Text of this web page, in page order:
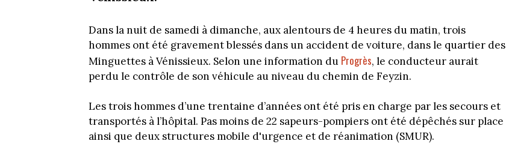
Dans la nuit de samedi à dimanche, aux alentours de 4 heures du matin, trois
hommes ont été gravement blessés dans un accident de voiture, dans le quartier des
Minguettes à Vénissieux. Selon une information du Progrès, le conducteur aurait
perdu le contrôle de son véhicule au niveau du chemin de Feyzin.
Les trois hommes d’une trentaine d’années ont été pris en charge par les secours et
transportés à l’hôpital. Pas moins de 22 sapeurs-pompiers ont été dépêchés sur place
ainsi que deux structures mobile d'urgence et de réanimation (SMUR).